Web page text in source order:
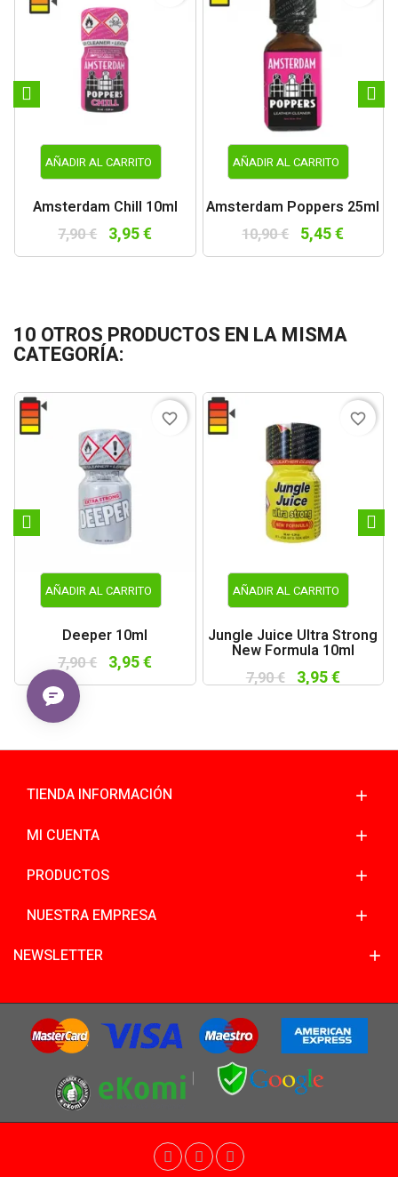
AÑADIR AL CARRITO
Amsterdam Chill 10ml
7,90 € 3,95 €
AÑADIR AL CARRITO
Amsterdam Poppers 25ml
10,90 € 5,45 €
10 OTROS PRODUCTOS EN LA MISMA
CATEGORÍA:
AÑADIR AL CARRITO
Deeper 10ml
7,90 € 3,95 €
favorite_border
AÑADIR AL CARRITO
Jungle Juice Ultra Strong
New Formula 10ml
7,90 € 3,95 €
favorite_border
TIENDA INFORMACIÓN
MI CUENTA
PRODUCTOS
NUESTRA EMPRESA
NEWSLETTER